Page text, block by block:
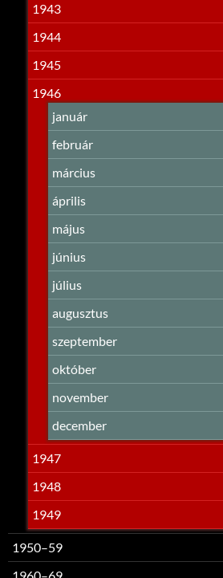
1943
1944
1945
1946
január
február
március
április
május
június
július
augusztus
szeptember
október
november
december
1947
1948
1949
1950–59